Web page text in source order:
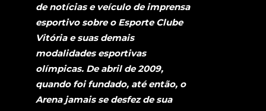
de notícias e veículo de imprensa
esportivo sobre o Esporte Clube
Vitória e suas demais
modalidades esportivas
olímpicas. De abril de 2009,
quando foi fundado, até então, o
Arena jamais se desfez de sua